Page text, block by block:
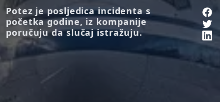
Potez je posljedica incidenta s
početka godine, iz kompanije
poručuju da slučaj istražuju.